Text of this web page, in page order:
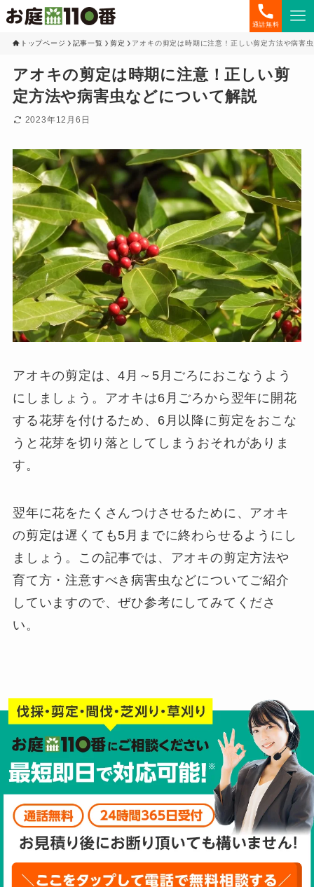
通話無料
トップページ 記事一覧 剪定 アオキの剪定は時期に注意！正しい剪定方法や病害
アオキの剪定は時期に注意！正しい剪
定方法や病害虫などについて解説
2023年12月6日
アオキの剪定は、4月～5月ごろにおこなうよう
にしましょう。アオキは6月ごろから翌年に開花
する花芽を付けるため、6月以降に剪定をおこな
うと花芽を切り落としてしまうおそれがありま
す。
翌年に花をたくさんつけさせるために、アオキ
の剪定は遅くても5月までに終わらせるようにし
ましょう。この記事では、アオキの剪定方法や
育て方・注意すべき病害虫などについてご紹介
していますので、ぜひ参考にしてみてくださ
い。